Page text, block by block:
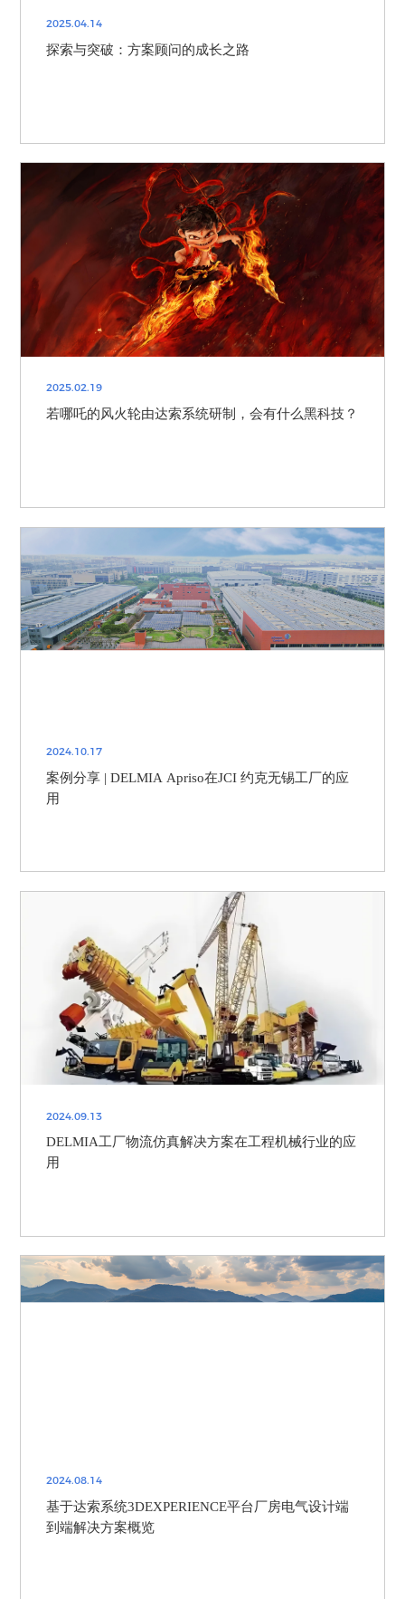
2025.04.14
探索与突破：方案顾问的成长之路
2025.02.19
若哪吒的风火轮由达索系统研制，会有什么黑科技？
2024.10.17
案例分享 | DELMIA Apriso在JCI 约克无锡工厂的应
用
2024.09.13
DELMIA工厂物流仿真解决方案在工程机械行业的应
用
2024.08.14
基于达索系统3DEXPERIENCE平台厂房电气设计端
到端解决方案概览